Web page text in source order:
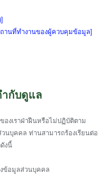
านที่ทำงานของผู้ควบคุมข้อมูล]
ำกับดูแล
องเราฝ่าฝืนหรือไม่ปฏิบัติตาม
นบุคคล ท่านสามารถร้องเรียนต่อ
งนี้
ข้อมูลส่วนบุคคล